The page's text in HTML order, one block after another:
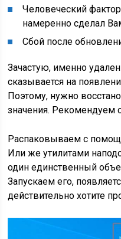
Человеческий
намеренно сделал
Сбой после
Зачастую, именно
сказывается на
Поэтому, нужно
значения. Рекомендуем
Распаковываем с
Или же утилитами
один единственный
Запускаем его,
действительно хотите